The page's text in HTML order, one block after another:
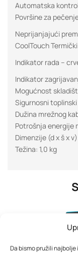
Da bismo pružili
Automatska
Površine za
Neprijanjajući
CoolTouch
Indikator rada –
Indikator
Mogućnost
Sigurnosni
Dužina mrežnog
Potrošnja energije
Dimenzije (d x š x
Težina: 1,0 kg